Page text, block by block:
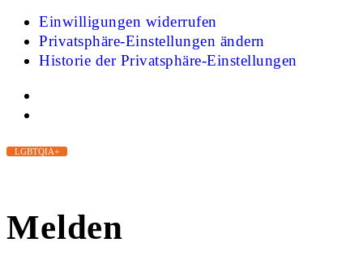
Einwilligungen widerrufen
Privatsphäre-Einstellungen ändern
Historie der Privatsphäre-Einstellungen
LGBTQIA+
Melden